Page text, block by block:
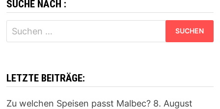
SUCHE NACH :
Suchen
nach:
LETZTE BEITRÄGE:
Zu welchen Speisen passt Malbec? 8. August